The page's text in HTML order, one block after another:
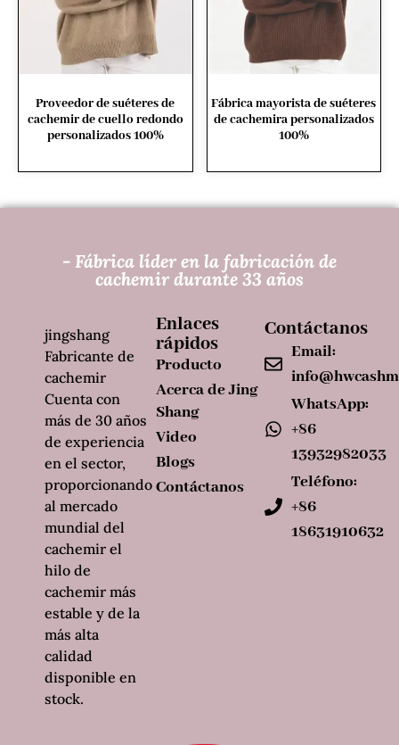
Proveedor de suéteres de
cachemir de cuello redondo
personalizados 100%
Fábrica mayorista de suéteres
de cachemira personalizados
100%
- Fábrica líder en la fabricación de
cachemir durante 33 años
Enlaces
rápidos
Producto
Acerca de Jing
Shang
Video
Blogs
Contáctanos
Contáctanos
Email:
WhatsApp:
+86
13932982033
Teléfono:
+86
18631910632
jingshang
Fabricante de
cachemir
Cuenta con
más de 30 años
de experiencia
en el sector,
proporcionando
al mercado
mundial del
cachemir el
hilo de
cachemir más
estable y de la
más alta
calidad
disponible en
stock.